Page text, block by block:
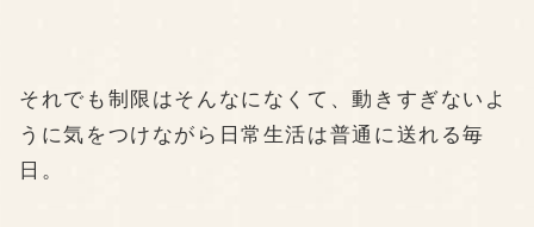
それでも制限はそんなになくて、動きすぎないよ
うに気をつけながら日常生活は普通に送れる毎
日。